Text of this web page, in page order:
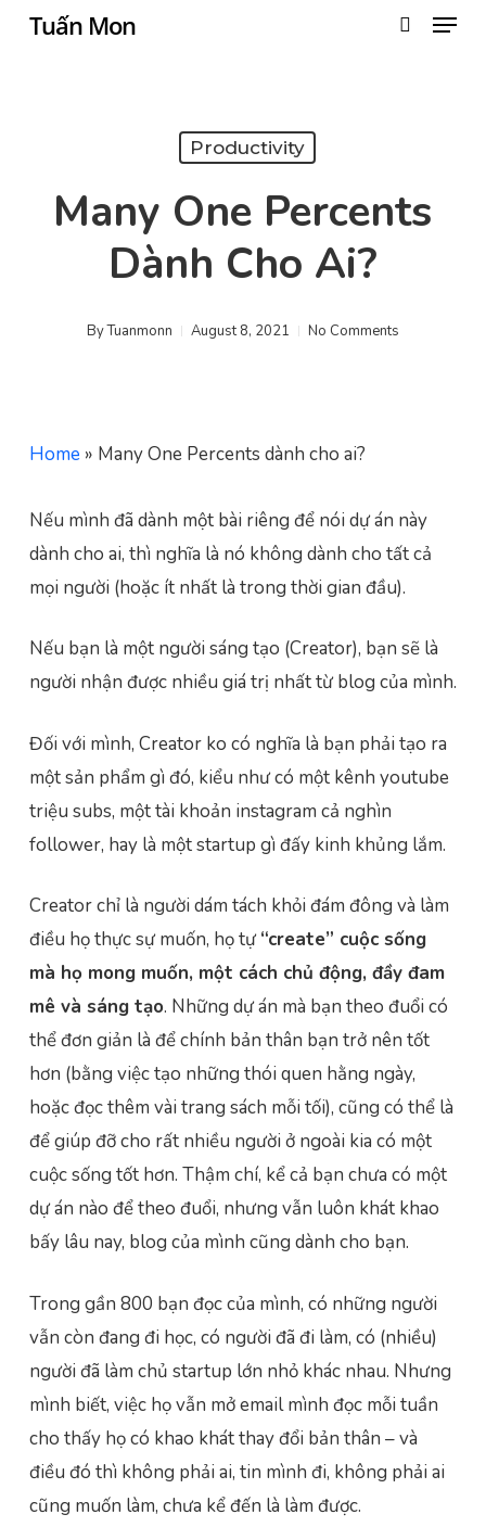
SkipTuấn Mon Menu
Productivity
Many One Percents
Dành Cho Ai?
ByTuanmonn August 8, 2021 No Comments
Home» Many One Percents dành cho ai?
Nếu mình đã dành một bài riêng để nói dự án này
dành cho ai, thì nghĩa là nó không dành cho tất cả
mọi người (hoặc ít nhất là trong thời gian đầu).
Nếu bạn là một người sáng tạo (Creator), bạn sẽ là
người nhận được nhiều giá trị nhất từ blog của mình.
Đối với mình, Creator ko có nghĩa là bạn phải tạo ra
một sản phẩm gì đó, kiểu như có một kênh youtube
triệu subs, một tài khoản instagram cả nghìn
follower, hay là một startup gì đấy kinh khủng lắm.
Creator chỉ là người dám tách khỏi đám đông và làm
điều họ thực sự muốn, họ tự“create” cuộc sống
mà họ mong muốn, một cách chủ động, đầy đam
mê và sáng tạo. Những dự án mà bạn theo đuổi có
thể đơn giản là để chính bản thân bạn trở nên tốt
hơn (bằng việc tạo những thói quen hằng ngày,
hoặc đọc thêm vài trang sách mỗi tối), cũng có thể là
để giúp đỡ cho rất nhiều người ở ngoài kia có một
cuộc sống tốt hơn. Thậm chí, kể cả bạn chưa có một
dự án nào để theo đuổi, nhưng vẫn luôn khát khao
bấy lâu nay, blog của mình cũng dành cho bạn.
Trong gần 800 bạn đọc của mình, có những người
vẫn còn đang đi học, có người đã đi làm, có (nhiều)
người đã làm chủ startup lớn nhỏ khác nhau. Nhưng
mình biết, việc họ vẫn mở email mình đọc mỗi tuần
cho thấy họ có khao khát thay đổi bản thân – và
điều đó thì không phải ai, tin mình đi, không phải ai
cũng muốn làm, chưa kể đến là làm được.